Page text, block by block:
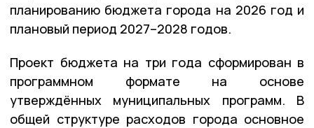
планированию бюджета города на 2026 год и
плановый период 2027–2028 годов.
Проект бюджета на три года сформирован в
программном формате на основе
утверждённых муниципальных программ. В
общей структуре расходов города основное